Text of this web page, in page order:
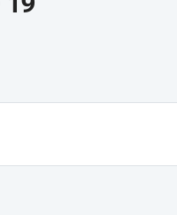
a direita ou esquerda para